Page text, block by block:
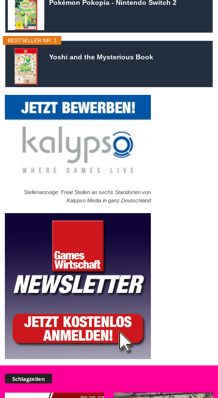
Pokémon Pokopia - Nintendo Switch 2
BESTSELLER NR. 3
Yoshi and the Mysterious Book
Stellenanzeige: Freie Stellen an sechs Standorten von
Kalypso Media in ganz Deutschland
Schlagzeilen